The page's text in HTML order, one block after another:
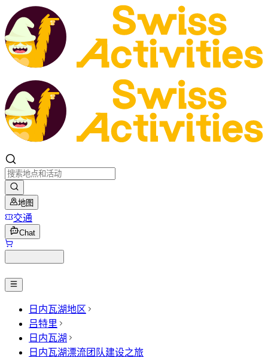
地图
交通
Chat
日内瓦湖地区
吕特里
日内瓦湖
日内瓦湖漂流团队建设之旅